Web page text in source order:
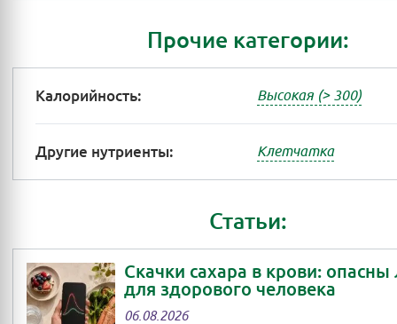
Прочие категории:
Калорийность: Высокая (> 300)
Другие нутриенты: Клетчатка
Статьи:
Скачки сахара в крови: опасны
для здорового человека
06.08.2026